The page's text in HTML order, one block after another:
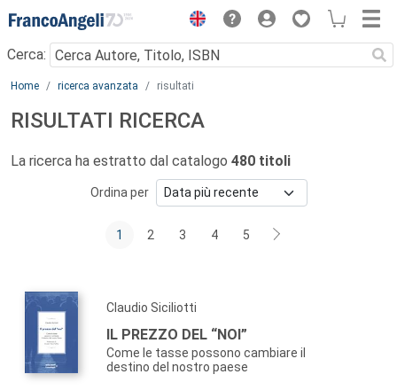
Menu
Cerca:
Main content
Home ricerca avanzata risultati
RISULTATI RICERCA
La ricerca ha estratto dal catalogo 480 titoli
Ordina per
1 2 3 4 5
Claudio Siciliotti
IL PREZZO DEL “NOI”
Come le tasse possono cambiare il
destino del nostro paese